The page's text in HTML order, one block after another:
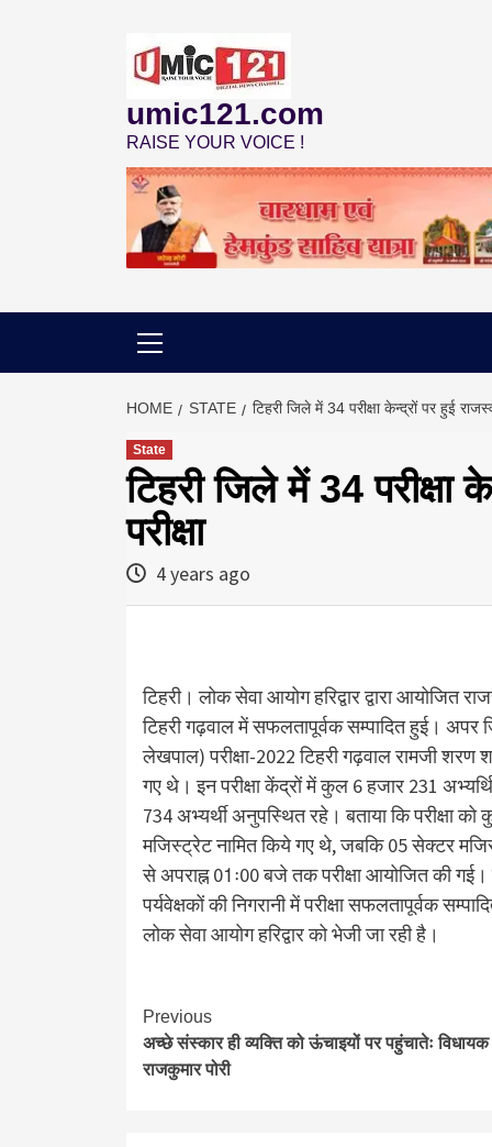
umic121.com
RAISE YOUR VOICE !
HOME STATE टिहरी जिले में 34 परीक्षा केन्द्रों पर हुई
State
टिहरी जिले में 34 परीक्षा
परीक्षा
4 years ago
टिहरी। लोक सेवा आयोग हरिद्वार द्वारा आयोजित
टिहरी गढ़वाल में सफलतापूर्वक सम्पादित हुई। अपर
लेखपाल) परीक्षा-2022 टिहरी गढ़वाल रामजी शरण
गए थे। इन परीक्षा केंद्रों में कुल 6 हजार 231
734 अभ्यर्थी अनुपस्थित रहे। बताया कि परीक्षा
मजिस्ट्रेट नामित किये गए थे, जबकि 05 सेक्टर
से अपराह्न 01ः00 बजे तक परीक्षा आयोजित की
पर्यवेक्षकों की निगरानी में परीक्षा सफलतापूर्वक
लोक सेवा आयोग हरिद्वार को भेजी जा रही है।
Continue
Reading
Previous
अच्छे संस्कार ही व्यक्ति को ऊंचाइयों पर पहुंचातेः विधायक
राजकुमार पोरी